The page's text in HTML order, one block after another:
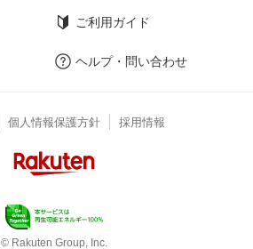
ご利用ガイド
ヘルプ・問い合わせ
個人情報保護方針 採用情報
© Rakuten Group, Inc.